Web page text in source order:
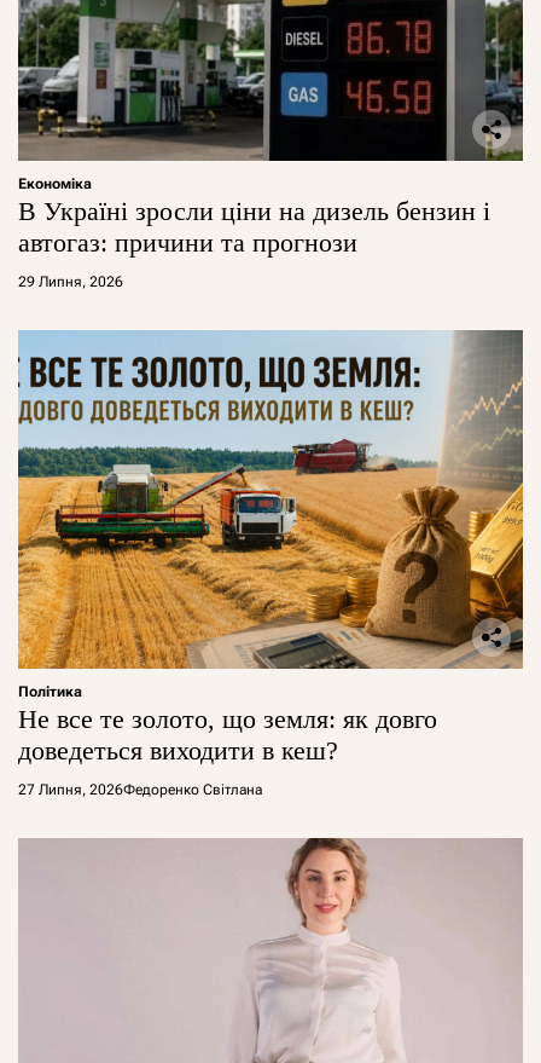
Економіка
В Україні зросли ціни на дизель бензин і
автогаз: причини та прогнози
29 Липня, 2026
Політика
Не все те золото, що земля: як довго
доведеться виходити в кеш?
27 Липня, 2026Федоренко Світлана